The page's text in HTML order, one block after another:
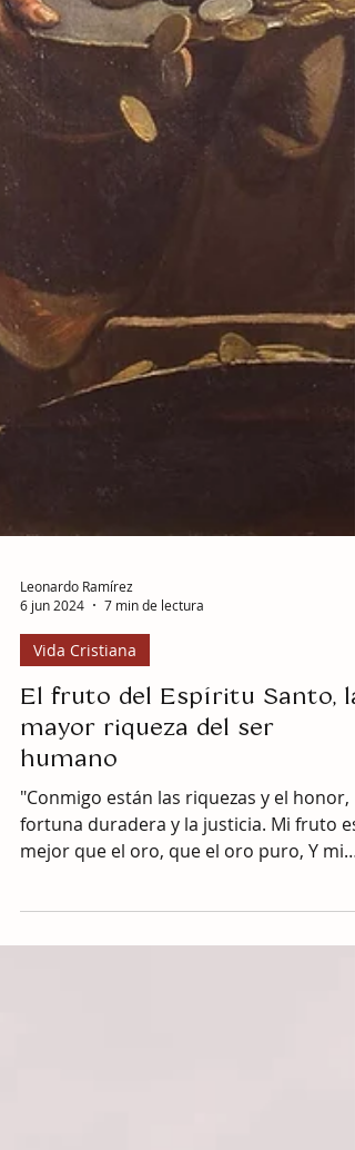
Leonardo Ramírez
6 jun 2024
7 min de lectura
Vida Cristiana
El fruto del Espíritu Santo, la
humano
"Conmigo están las riquezas y el honor,
mejor que el oro, que el oro puro, Y mi